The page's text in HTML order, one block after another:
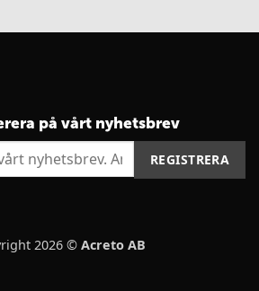
på vårt nyhetsbrev
2026 © Acreto AB